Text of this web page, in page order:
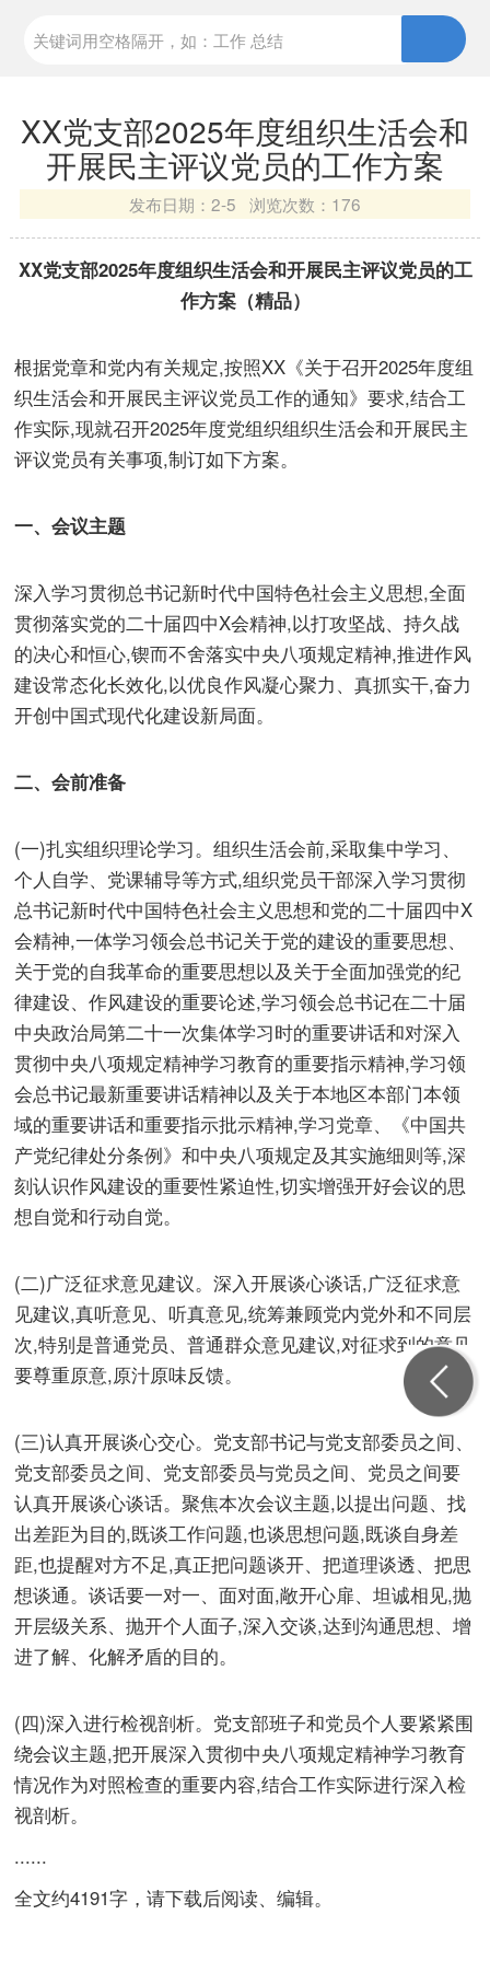
XX党支部2025年度组织生活会和
开展民主评议党员的工作方案
发布日期： 2-5 浏览次数： 176
XX党支部2025年度组织生活会和开展民主评议党员的工
作方案（精品）
根据党章和党内有关规定,按照XX《关于召开2025年度组
织生活会和开展民主评议党员工作的通知》要求,结合工
作实际,现就召开2025年度党组织组织生活会和开展民主
评议党员有关事项,制订如下方案。
一、会议主题
深入学习贯彻总书记新时代中国特色社会主义思想,全面
贯彻落实党的二十届四中X会精神,以打攻坚战、持久战
的决心和恒心,锲而不舍落实中央八项规定精神,推进作风
建设常态化长效化,以优良作风凝心聚力、真抓实干,奋力
开创中国式现代化建设新局面。
二、会前准备
(一)扎实组织理论学习。组织生活会前,采取集中学习、
个人自学、党课辅导等方式,组织党员干部深入学习贯彻
总书记新时代中国特色社会主义思想和党的二十届四中X
会精神,一体学习领会总书记关于党的建设的重要思想、
关于党的自我革命的重要思想以及关于全面加强党的纪
律建设、作风建设的重要论述,学习领会总书记在二十届
中央政治局第二十一次集体学习时的重要讲话和对深入
贯彻中央八项规定精神学习教育的重要指示精神,学习领
会总书记最新重要讲话精神以及关于本地区本部门本领
域的重要讲话和重要指示批示精神,学习党章、《中国共
产党纪律处分条例》和中央八项规定及其实施细则等,深
刻认识作风建设的重要性紧迫性,切实增强开好会议的思
想自觉和行动自觉。
(二)广泛征求意见建议。深入开展谈心谈话,广泛征求意
见建议,真听意见、听真意见,统筹兼顾党内党外和不同层
次,特别是普通党员、普通群众意见建议,对征求到的意见
要尊重原意,原汁原味反馈。
(三)认真开展谈心交心。党支部书记与党支部委员之间、
党支部委员之间、党支部委员与党员之间、党员之间要
认真开展谈心谈话。聚焦本次会议主题,以提出问题、找
出差距为目的,既谈工作问题,也谈思想问题,既谈自身差
距,也提醒对方不足,真正把问题谈开、把道理谈透、把思
想谈通。谈话要一对一、面对面,敞开心扉、坦诚相见,抛
开层级关系、抛开个人面子,深入交谈,达到沟通思想、增
进了解、化解矛盾的目的。
(四)深入进行检视剖析。党支部班子和党员个人要紧紧围
绕会议主题,把开展深入贯彻中央八项规定精神学习教育
情况作为对照检查的重要内容,结合工作实际进行深入检
视剖析。
......
全文约4191字，请下载后阅读、编辑。